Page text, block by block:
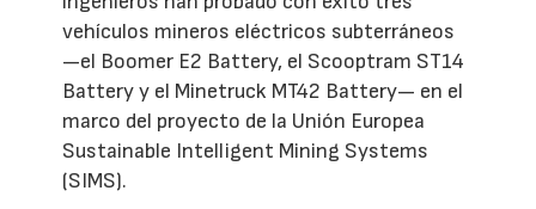
vehículos mineros eléctricos subterráneos
—el Boomer E2 Battery, el Scooptram ST14
Battery y el Minetruck MT42 Battery— en el
marco del proyecto de la Unión Europea
Sustainable Intelligent Mining Systems
(SIMS).